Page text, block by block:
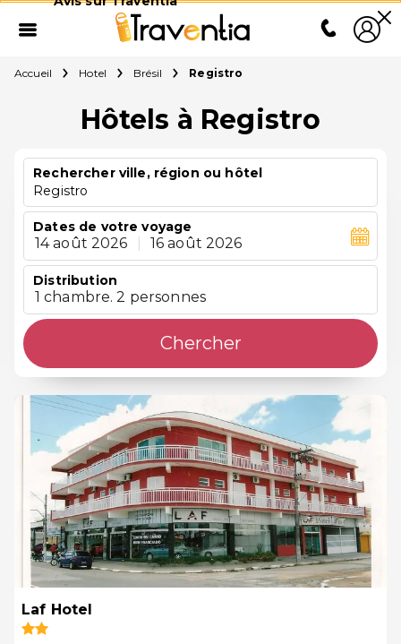
Accueil Hotel Brésil Registro
Hôtels à Registro
Rechercher ville, région ou hôtel
Registro
Dates de votre voyage
14 août 2026 16 août 2026
Distribution
1 chambre. 2 personnes
Chercher
Laf Hotel